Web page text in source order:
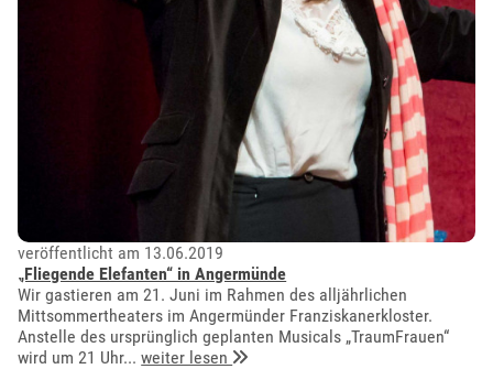
veröffentlicht am 13.06.2019
„Fliegende Elefanten“ in Angermünde
Wir gastieren am 21. Juni im Rahmen des alljährlichen
Mittsommertheaters im Angermünder Franziskanerkloster.
Anstelle des ursprünglich geplanten Musicals „TraumFrauen“
wird um 21 Uhr...weiter lesen